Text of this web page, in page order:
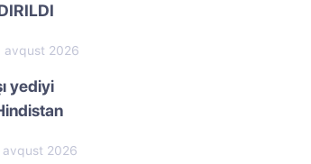
avqust 2026
yediyi
avqust 2026